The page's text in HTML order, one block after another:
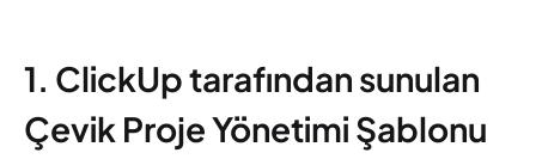
1. ClickUp tarafından sunulan
Çevik Proje Yönetimi Şablonu